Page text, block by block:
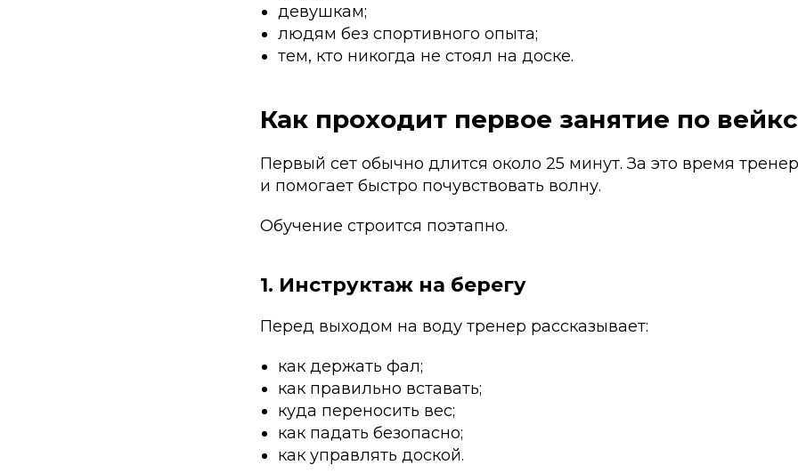
девушкам;
людям без спортивного опыта;
тем, кто никогда не стоял на доске.
Как проходит первое занятие по
Первый сет обычно длится около 25 минут. За это время
и помогает быстро почувствовать волну.
Обучение строится поэтапно.
1. Инструктаж на берегу
Перед выходом на воду тренер рассказывает:
как держать фал;
как правильно вставать;
куда переносить вес;
как падать безопасно;
как управлять доской.